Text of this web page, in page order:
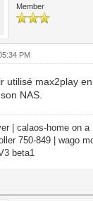
Member
PM
utilisé max2play
NAS.
| calaos-home on a
750-849 | wago
beta1